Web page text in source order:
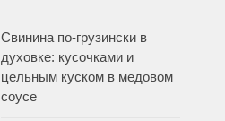
Свинина по-грузински в
духовке: кусочками и
цельным куском в медовом
соусе